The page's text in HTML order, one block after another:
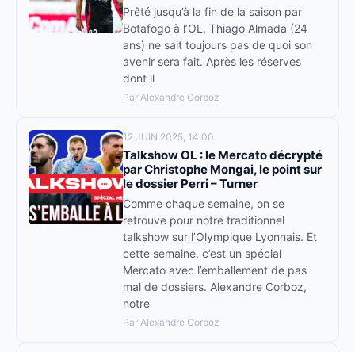
Prêté jusqu’à la fin de la saison par
Botafogo à l’OL, Thiago Almada (24
ans) ne sait toujours pas de quoi son
avenir sera fait. Après les réserves
dont il
Par Alexandre Corboz
12 JUIN 2025, 14:00
Talkshow OL : le Mercato décrypté
par Christophe Mongai, le point sur
le dossier Perri – Turner
Comme chaque semaine, on se
retrouve pour notre traditionnel
talkshow sur l’Olympique Lyonnais. Et
cette semaine, c’est un spécial
Mercato avec l’emballement de pas
mal de dossiers. Alexandre Corboz,
notre
Par Alexandre Corboz